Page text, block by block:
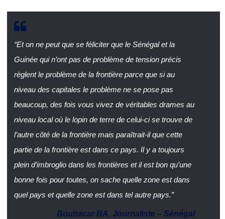
“Et on ne peut que se féliciter que le Sénégal et la
Guinée qui n’ont pas de problème de tension précis
règlent le problème de la frontière parce que si au
niveau des capitales le problème ne se pose pas
beaucoup, des fois vous vivez de véritables drames au
niveau local où le lopin de terre de celui-ci se trouve de
l’autre côté de la frontière mais paraîtrait-il que cette
partie de la frontière est dans ce pays. Il y a toujours
plein d’imbroglio dans les frontières et il est bon qu’une
bonne fois pour toutes, on sache quelle zone est dans
quel pays et quelle zone est dans tel autre pays.”
Boubacar BA, Journaliste – Sénégal